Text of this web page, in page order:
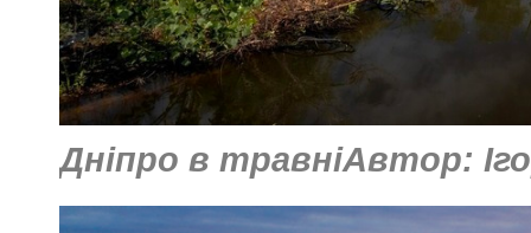
Дніпро в травніАвтор: